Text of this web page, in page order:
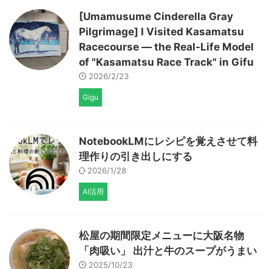
[Umamusume Cinderella Gray
Pilgrimage] I Visited Kasamatsu
Racecourse — the Real-Life Model
of "Kasamatsu Race Track" in Gifu
2026/2/23
Gigu
NotebookLMにレシピを覚えさせて料
理作りの引き出しにする
2026/1/28
AI活用
松屋の期間限定メニューに大阪名物
「肉吸い」 出汁と牛のスープがうまい
2025/10/23